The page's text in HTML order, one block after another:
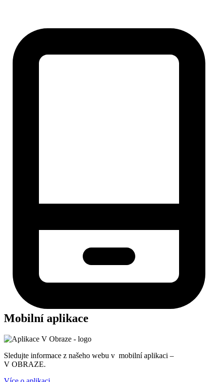
Mobilní aplikace
Sledujte informace z našeho webu v mobilní aplikaci –
V OBRAZE.